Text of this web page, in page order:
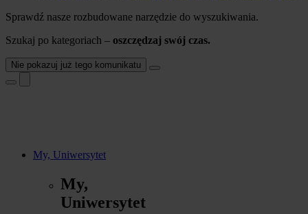
Sprawdź nasze rozbudowane narzędzie do wyszukiwania.
Szukaj po kategoriach – oszczędzaj swój czas.
Nie pokazuj już tego komunikatu
My, Uniwersytet
My,
Uniwersytet